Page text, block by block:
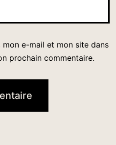
mon e-mail et mon site dans
prochain commentaire.